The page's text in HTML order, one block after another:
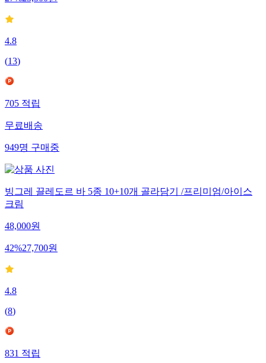
4.8
(13)
705적립
무료배송
949명구매중
빙그레 끌레도르 바 5종 10+10개 골라담기 /프리미엄/아이스
크림
48,000원
42%27,700원
4.8
(8)
831적립